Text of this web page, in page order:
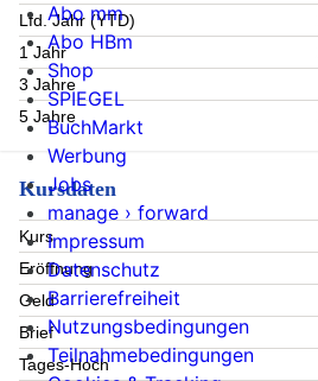
Lfd. Jahr (YTD)
1 Jahr
3 Jahre
5 Jahre
Kursdaten
Kurs
Eröffnung
Geld
Brief
Tages-Hoch
Abo mm
Abo HBm
Shop
SPIEGEL
BuchMarkt
Werbung
Jobs
manage › forward
Impressum
Datenschutz
Barrierefreiheit
Nutzungsbedingungen
Teilnahmebedingungen